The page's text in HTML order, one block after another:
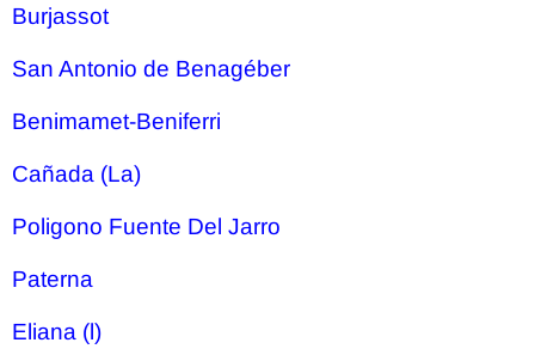
Burjassot
San Antonio de Benagéber
Benimamet-Beniferri
Cañada (La)
Poligono Fuente Del Jarro
Paterna
Eliana (l)